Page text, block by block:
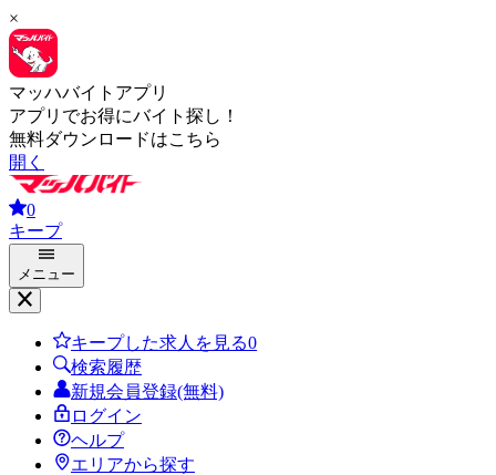
×
マッハバイトアプリ
アプリでお得にバイト探し！
無料ダウンロードはこちら
開く
0
キープ
メニュー
キープした求人を見る0
検索履歴
新規会員登録(無料)
ログイン
ヘルプ
エリアから探す